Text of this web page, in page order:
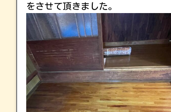
をさせて頂きました。